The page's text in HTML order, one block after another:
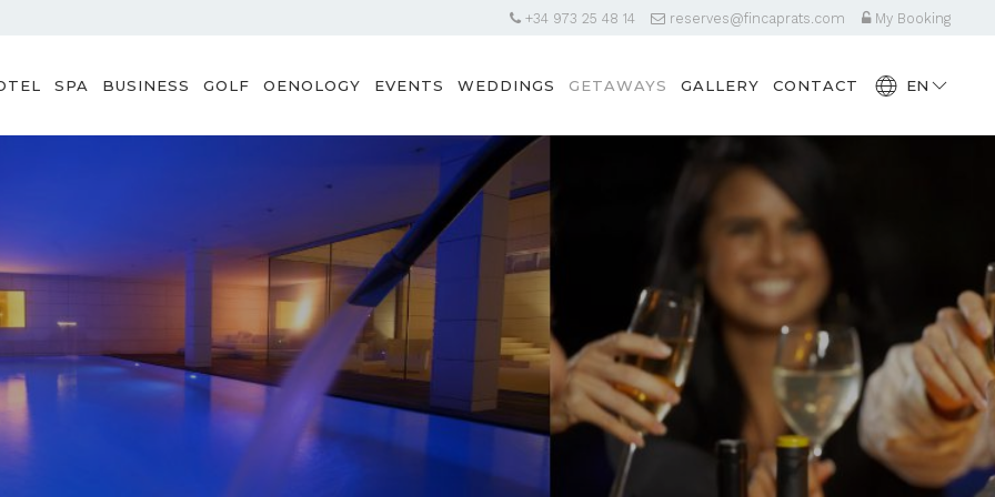
+34 973 25 48 14 reserves@fincaprats.com My Booking
SPA BUSINESS GOLF OENOLOGY EVENTS WEDDINGS GETAWAYS GALLERY CONTACT EN